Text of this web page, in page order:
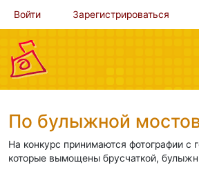
Войти Зарегистрироваться
По булыжной
На конкурс принимаются фотографии с
которые вымощены брусчаткой,